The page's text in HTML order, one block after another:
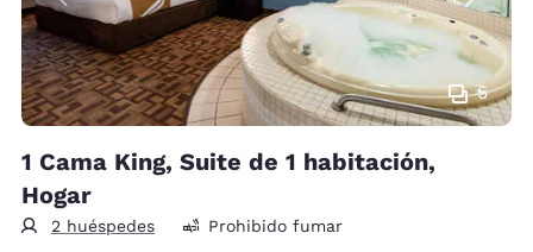
5
1 Cama King, Suite de 1 habitación,
Hogar
2 huéspedes Prohibido fumar